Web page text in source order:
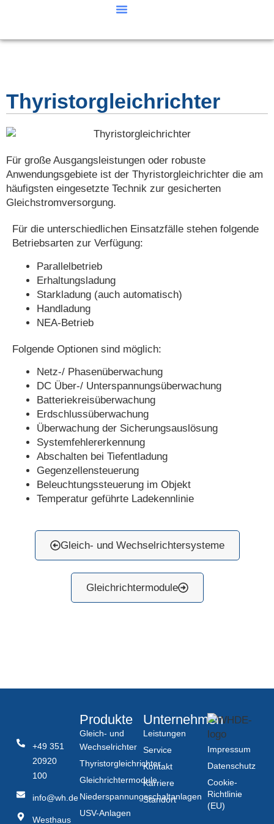
Thyristorgleichrichter
Für große Ausgangsleistungen oder robuste
Anwendungsgebiete ist der Thyristorgleichrichter die am
häufigsten eingesetzte Technik zur gesicherten
Gleichstromversorgung.
Für die unterschiedlichen Einsatzfälle stehen folgende
Betriebsarten zur Verfügung:
Parallelbetrieb
Erhaltungsladung
Starkladung (auch automatisch)
Handladung
NEA-Betrieb
Folgende Optionen sind möglich:
Netz-/ Phasenüberwachung
DC Über-/ Unterspannungsüberwachung
Batteriekreisüberwachung
Erdschlussüberwachung
Überwachung der Sicherungsauslösung
Systemfehlererkennung
Abschalten bei Tiefentladung
Gegenzellensteuerung
Beleuchtungssteuerung im Objekt
Temperatur geführte Ladekennlinie
Gleich- und Wechselrichtersysteme
Gleichrichtermodule
+49 351
20920
100
info@wh.de
Westhaus
Produkte
Gleich- und
Wechselrichter
Thyristorgleichrichter
Gleichrichtermodule
Niederspannungsschaltanlagen
USV-Anlagen
Unternehmen
Leistungen
Service
Kontakt
Karriere
Standort
Impressum
Datenschutz
Cookie-
Richtlinie
(EU)